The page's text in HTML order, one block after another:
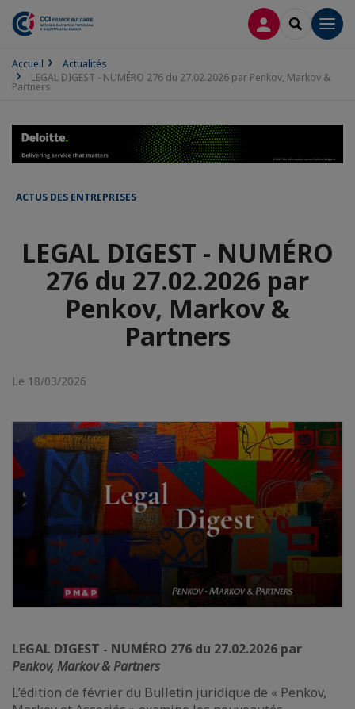
CONNEXION
Accueil
Actualités
LEGAL DIGEST - NUMÉRO 276 du 27.02.2026 par Penkov, Markov &
Partners
ACTUS DES ENTREPRISES
LEGAL DIGEST - NUMÉRO
276 du 27.02.2026 par
Penkov, Markov &
Partners
Le 18/03/2026
LEGAL DIGEST - NUMÉRO 276 du 27.02.2026 par
Penkov, Markov & Partners
L’édition de février du Bulletin juridique de « Penkov,